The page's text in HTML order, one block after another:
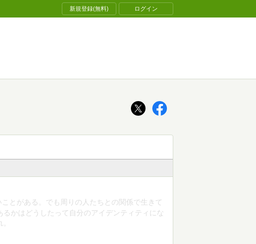
新規登録(無料) ログイン
とがある。でも周りの人たちとの関係で生きて
かはどうしたって自分のアイデンティティにな